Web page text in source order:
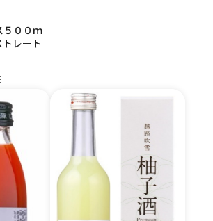
５００ｍ
トレート